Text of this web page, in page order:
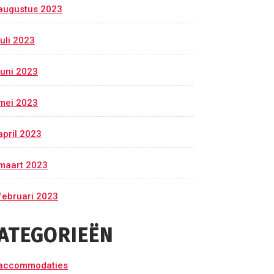
2023
2023
2023
2023
2023
2023
2023